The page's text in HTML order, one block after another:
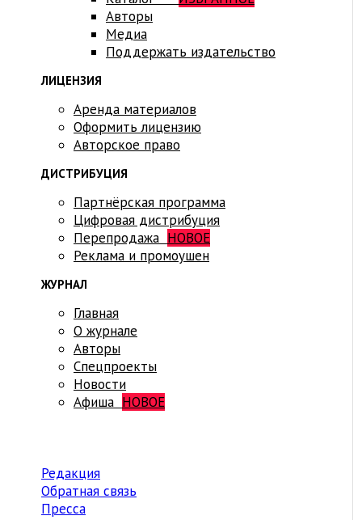
Авторы
Медиа
Поддержать издательство
ЛИЦЕНЗИЯ
Аренда материалов
Оформить лицензию
Авторское право
ДИСТРИБУЦИЯ
Партнёрская программа
Цифровая дистрибуция
Перепродажа НОВОЕ
Реклама и промоушен
ЖУРНАЛ
Главная
О журнале
Авторы
Спецпроекты
Новости
Афиша НОВОЕ
Редакция
Обратная связь
Пресса